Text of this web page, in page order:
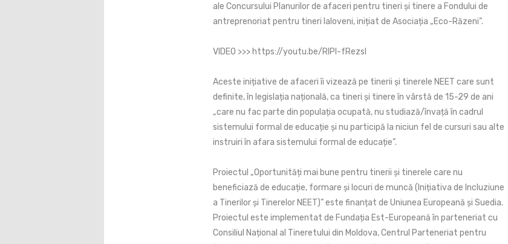
ale Concursului Planurilor de afaceri pentru tineri și tinere a Fondului de
antreprenoriat pentru tineri Ialoveni, inițiat de Asociația „Eco-Răzeni”.
VIDEO >>> https://youtu.be/RIPI-fRezsI
Aceste inițiative de afaceri îi vizează pe tinerii și tinerele NEET care sunt
definite, în legislația națională, ca tineri și tinere în vârstă de 15-29 de ani
„care nu fac parte din populația ocupată, nu studiază/învață în cadrul
sistemului formal de educație și nu participă la niciun fel de cursuri sau alte
instruiri în afara sistemului formal de educație”.
Proiectul „Oportunități mai bune pentru tinerii și tinerele care nu
beneficiază de educație, formare și locuri de muncă (Inițiativa de Incluziune
a Tinerilor și Tinerelor NEET)” este finanțat de Uniunea Europeană și Suedia.
Proiectul este implementat de Fundația Est-Europeană în parteneriat cu
Consiliul Național al Tineretului din Moldova, Centrul Parteneriat pentru